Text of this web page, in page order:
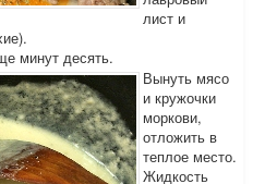
лист и
минут десять.
Вынуть мясо
и кружочки
моркови,
отложить в
теплое место.
Жидкость